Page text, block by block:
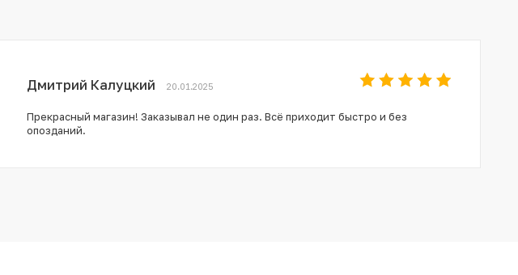
Дмитрий Калуцкий 20.01.2025
Прекрасный магазин! Заказывал не один раз. Всё приходит быстро и без
опозданий.